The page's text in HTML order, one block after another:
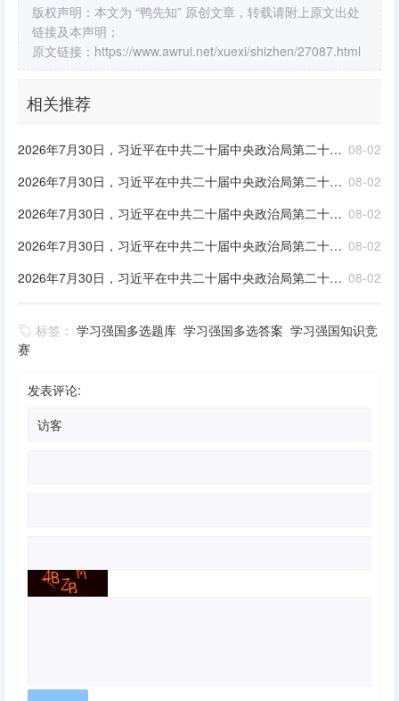
版权声明：本文为 “鸭先知” 原创文章，转载请附上原文出处
链接及本声明；
原文链接： https://www.awrui.net/xuexi/shizhen/27087.html
相关推荐
08-02
2026年7月30日，习近平在中共二十届中央政治局第二十七次集体学习时强调，巩固提高____国家战略体系和能力，是高质量推进国防和军队现代化的必由之路。要加强军事治理，结合落实跨军地改革任务，优化体制
08-02
2026年7月30日，习近平在中共二十届中央政治局第二十七次集体学习时指出，高质量推进国防和军队现代化，根本指向和检验标准始终是____。要加强____军事应用，深化网络信息体系建设运用，逐步构建__
08-02
2026年7月30日，习近平在中共二十届中央政治局第二十七次集体学习时强调，____是人民军队立军之本，关乎国防和军队现代化建设方向和底色。要坚持和加强党对军队的绝对领导，全面落实新时代政治建军方略，
08-02
2026年7月30日，习近平在中共二十届中央政治局第二十七次集体学习时指出，高质量推进国防和军队现代化，是推进中国式现代化的应有之义。党的十八大以来，党中央统筹中华民族伟大复兴战略全局和世界百年未有之
08-02
2026年7月30日，习近平在中共二十届中央政治局第二十七次集体学习时强调，“十五五”时期，要坚持以新时代中国特色社会主义思想为指导，深入贯彻新时代强军思想，强化____引领，深化____发展，高质量
标签： 学习强国多选题库 学习强国多选答案 学习强国知识竞
赛
发表评论: